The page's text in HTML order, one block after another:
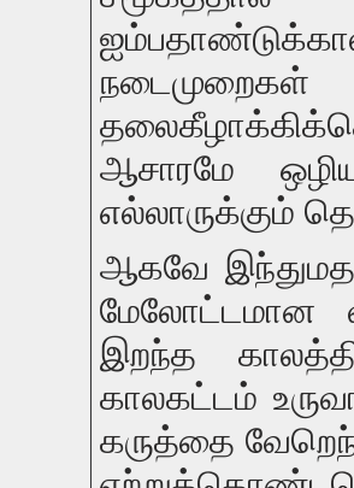
ஆசாரமே
எல்லாருக்கும்
ஆகவே
மேலோட்டமான
இறந்த
காலகட்டம்
கருத்தை